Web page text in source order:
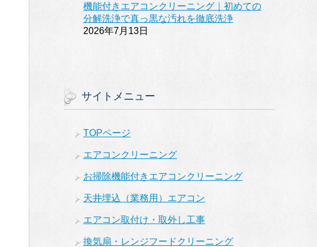
機能付きエアコンクリーニング｜初めての
分解洗浄で真っ黒な汚れを徹底洗浄
2026年7月13日
サイトメニュー
TOPページ
エアコンクリーニング
お掃除機能付きエアコンクリーニング
天井埋込（業務用）エアコン
エアコン取付け・取外し工事
換気扇・レンジフードクリーニング